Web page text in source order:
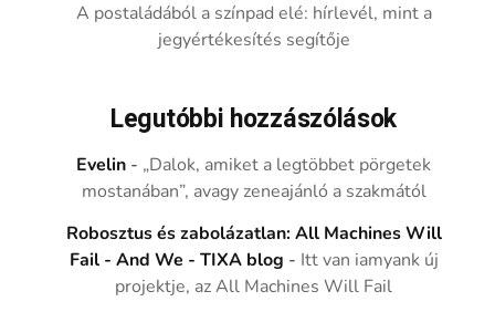
A postaládából a színpad elé: hírlevél, mint a
jegyértékesítés segítője
Legutóbbi hozzászólások
Evelin - „Dalok, amiket a legtöbbet pörgetek
mostanában”, avagy zeneajánló a szakmától
Robosztus és zabolázatlan: All Machines Will
Fail - And We - TIXA blog - Itt van iamyank új
projektje, az All Machines Will Fail